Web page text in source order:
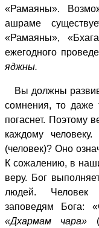
«Рамаяны».
ашраме
«Рамаяны»,
ежегодного
яджны.
Вы должны
сомнения, то даже
погаснет. Поэтому
каждому
(человек)? Оно
К сожалению, в
веру. Бог
людей. Человек
заповедям Бога:
«Дхармам чара»